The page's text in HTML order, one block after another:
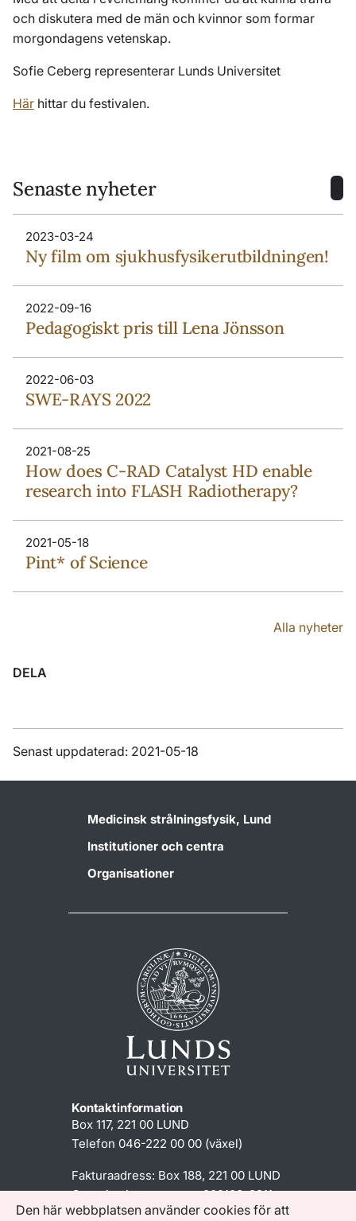
Den här webbplatsen använder cookies för att
och diskutera med de män och kvinnor som formar
morgondagens vetenskap.
Sofie Ceberg representerar Lunds Universitet
Här hittar du festivalen.
Senaste nyheter
2023-03-24
Ny film om sjukhusfysikerutbildningen!
2022-09-16
Pedagogiskt pris till Lena Jönsson
2022-06-03
SWE-RAYS 2022
2021-08-25
How does C-RAD Catalyst HD enable
research into FLASH Radiotherapy?
2021-05-18
Pint* of Science
Alla nyheter
DELA
Senast uppdaterad: 2021-05-18
Medicinsk strålningsfysik, Lund
Institutioner och centra
Organisationer
Kontaktinformation
Box 117, 221 00 LUND
Telefon 046-222 00 00 (växel)
Fakturaadress: Box 188, 221 00 LUND
Organisationsnummer: 202100-3211